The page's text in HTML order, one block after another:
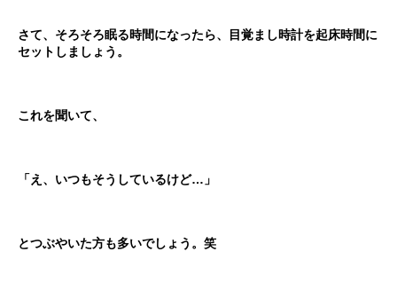
さて、そろそろ眠る時間になったら、目覚まし時計を起床時間に
セットしましょう。
これを聞いて、
「え、いつもそうしているけど…」
とつぶやいた方も多いでしょう。笑